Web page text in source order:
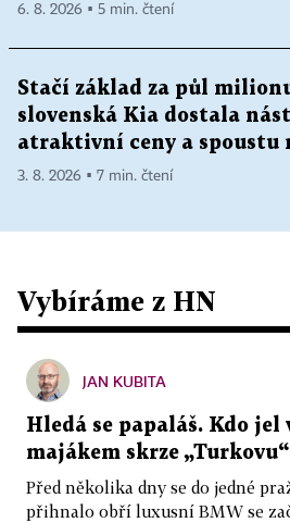
6. 8. 2026 ▪ 5 min. čtení
Stačí základ za půl
slovenská Kia dostala
atraktivní ceny a spoustu
3. 8. 2026 ▪ 7 min. čtení
Vybíráme z HN
JAN KUBITA
Hledá se papaláš. Kdo jel
majákem skrze
Před několika dny se do jedné
přihnalo obří luxusní BMW se